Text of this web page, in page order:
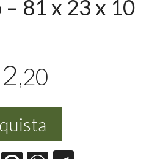
81 x 23 x 10
,20